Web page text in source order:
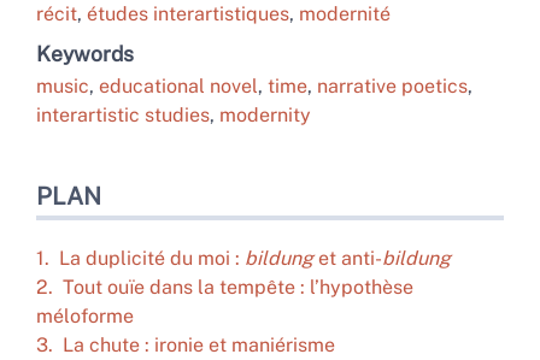
récit, études interartistiques, modernité
Keywords
music, educational novel, time, narrative poetics,
interartistic studies, modernity
PLAN
1. La duplicité du moi : bildunget anti-bildung
2. Tout ouïe dans la tempête : l’hypothèse
méloforme
3. La chute : ironie et maniérisme